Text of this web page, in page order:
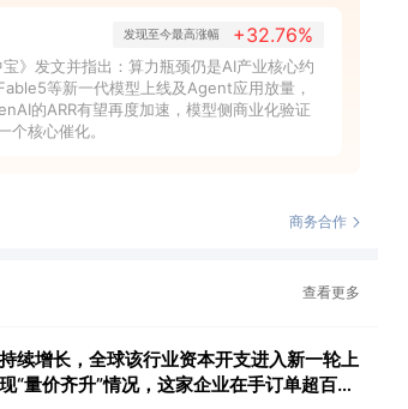
发现至今最高涨幅 +32.76%
》发文并指出：算力瓶颈仍是AI产业核心约
等新一代模型上线及Agent应用放量，
的ARR有望再度加速，模型侧商业化验证
个核心催化。
商务合作
查看更多
续增长，全球该行业资本开支进入新一轮上
“量价齐升”情况，这家企业在手订单超百亿